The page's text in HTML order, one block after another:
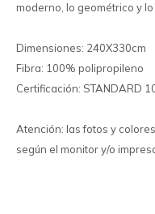
moderno, lo geométrico y lo
Dimensiones: 240X330cm
Fibra: 100% polipropileno
Certificación: STANDARD
Atención: las fotos y
según el monitor y/o